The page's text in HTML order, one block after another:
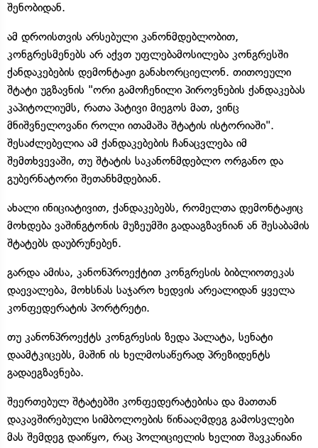
შენობიდან.
ამ დროისთვის არსებული კანონმდებლობით,
კონგრესმენებს არ აქვთ უფლებამოსილება კონგრესში
ქანდაკებების დემონტაჟი განახორციელონ. თითოეული
შტატი უგზავნის "ორი გამოჩენილი პიროვნების ქანდაკებას
კაპიტოლიუმს, რათა პატივი მიეგოს მათ, ვინც
მნიშვნელოვანი როლი ითამაშა შტატის ისტორიაში".
შესაძლებელია ამ ქანდაკებების ჩანაცვლება იმ
შემთხვევაში, თუ შტატის საკანონმდებლო ორგანო და
გუბერნატორი შეთანხმდებიან.
ახალი ინიციატივით, ქანდაკებებს, რომელთა დემონტაჟიც
მოხდება ვაშინგტონის მუზეუმში გადააგზავნიან ან შესაბამის
შტატებს დაუბრუნებენ.
გარდა ამისა, კანონპროექტით კონგრესის ბიბლიოთეკას
დაევალება, მოხსნას საჯარო ხედვის არეალიდან ყველა
კონფედერატის პორტრეტი.
თუ კანონპროექტს კონგრესის ზედა პალატა, სენატი
დაამტკიცებს, მაშინ ის ხელმოსაწერად პრეზიდენტს
გადაეგზავნება.
შეერთებულ შტატებში კონფედერატებისა და მათთან
დაკავშირებული სიმბოლოების წინააღმდეგ გამოსვლები
მას შემდეგ დაიწყო, რაც პოლიციელის ხელით შავკანიანი